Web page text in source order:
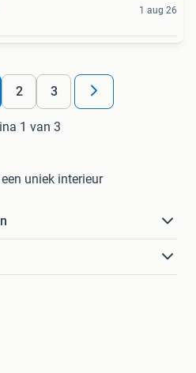
1 aug 26
2 3
1 van 3
uniek interieur